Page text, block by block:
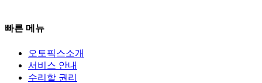
빠른 메뉴
오토픽스소개
서비스 안내
수리할 권리